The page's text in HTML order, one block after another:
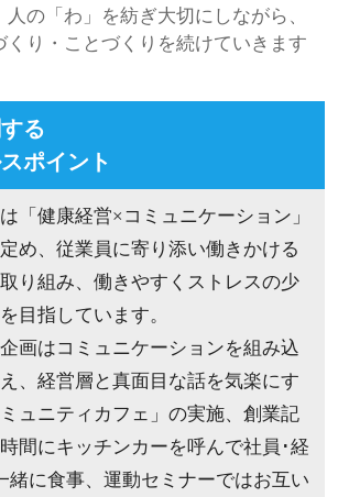
人の「わ」を紡ぎ大切にしながら、
くり・ことづくりを続けていきます
る
ポイント
「健康経営×コミュニケーション」
め、従業員に寄り添い働きかける
り組み、働きやすくストレスの少
目指しています。
画はコミュニケーションを組み込
、経営層と真面目な話を気楽にす
ュニティカフェ」の実施、創業記
間にキッチンカーを呼んで社員･経
緒に食事、運動セミナーではお互い